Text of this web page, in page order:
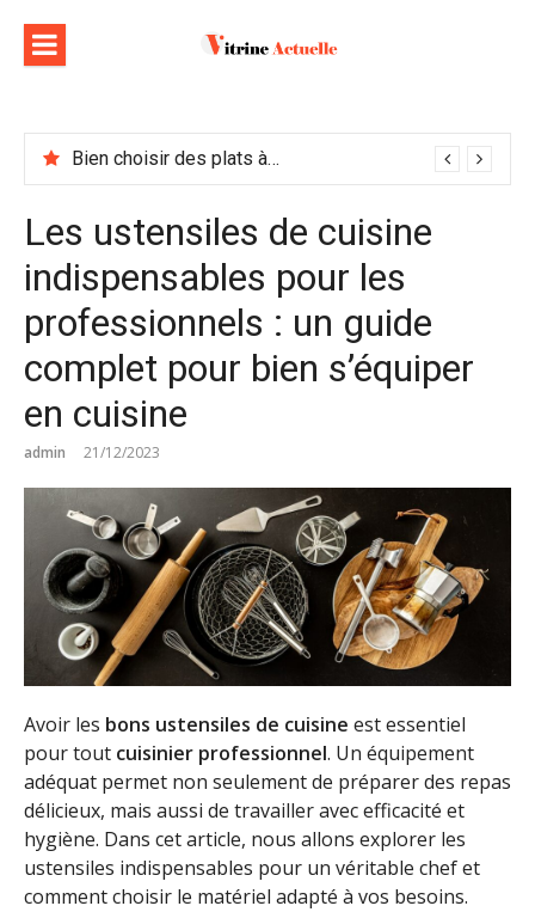
contenu
Bien choisir des plats à emporter : astuces et idées pour varier les plaisirs
Les ustensiles de cuisine
indispensables pour les
professionnels : un guide
complet pour bien s’équiper
en cuisine
admin 21/12/2023
Avoir les bons ustensiles de cuisine est essentiel
pour tout cuisinier professionnel. Un équipement
adéquat permet non seulement de préparer des repas
délicieux, mais aussi de travailler avec efficacité et
hygiène. Dans cet article, nous allons explorer les
ustensiles indispensables pour un véritable chef et
comment choisir le matériel adapté à vos besoins.